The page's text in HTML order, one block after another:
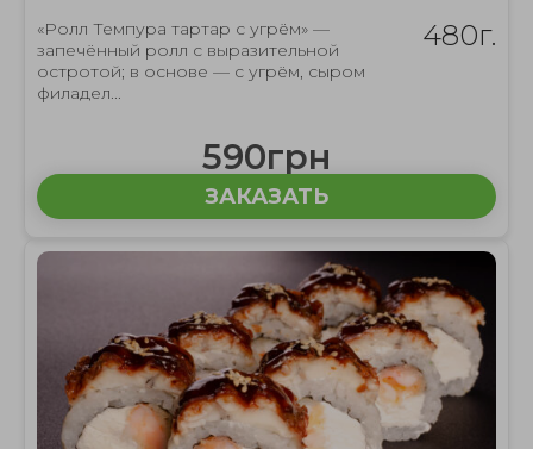
«Ролл Темпура тартар с угрём» —
запечённый ролл с выразительной
остротой; в основе — с угрём, сыром
филадел...
480г.
590грн
ЗАКАЗАТЬ